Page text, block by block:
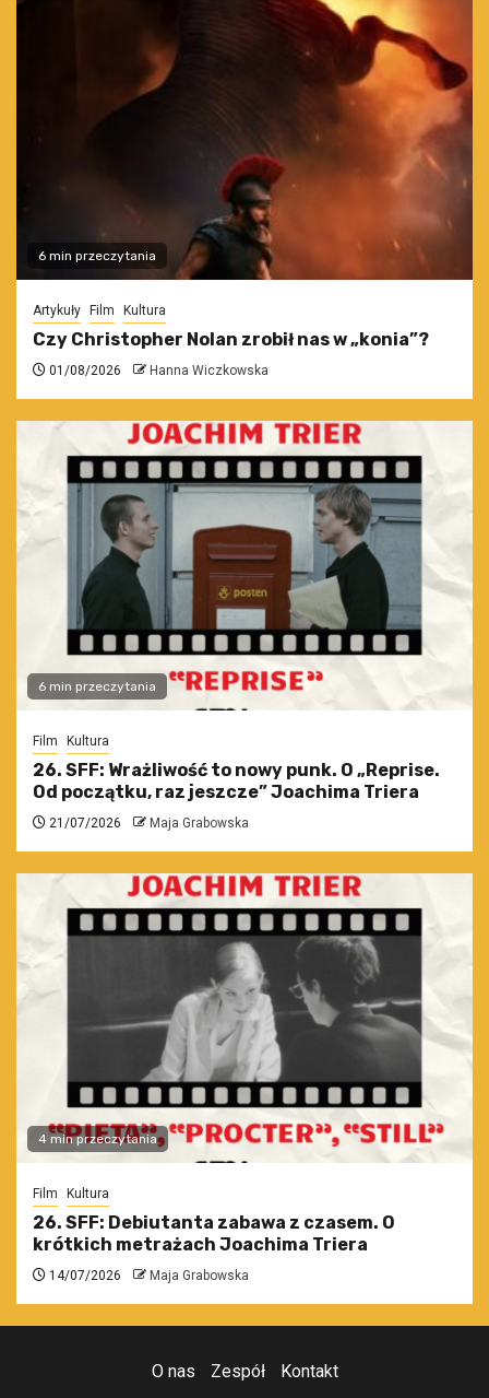
6 min przeczytania
Artykuły Film Kultura
Czy Christopher Nolan zrobił nas w „konia”?
01/08/2026 Hanna Wiczkowska
6 min przeczytania
Film Kultura
26. SFF: Wrażliwość to nowy punk. O „Reprise.
Od początku, raz jeszcze” Joachima Triera
21/07/2026 Maja Grabowska
4 min przeczytania
Film Kultura
26. SFF: Debiutanta zabawa z czasem. O
krótkich metrażach Joachima Triera
14/07/2026 Maja Grabowska
O nas Zespół Kontakt